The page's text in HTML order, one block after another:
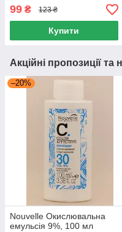
99 ₴ 123 ₴
Купити
Акційні пропозиції та
–20%
Nouvelle Окислювальна
емульсія 9%, 100 мл